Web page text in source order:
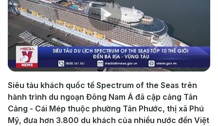
Play
Video
Siêu tàu khách quốc tế Spectrum of the Seas trên
hành trình du ngoạn Đông Nam Á đã cập cảng Tân
Cảng - Cái Mép thuộc phường Tân Phước, thị xã Phú
Mỹ, đưa hơn 3.800 du khách của nhiều nước đến Việt